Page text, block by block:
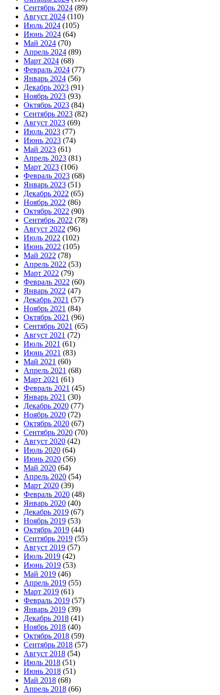
Сентябрь 2024 (89)
Август 2024 (110)
Июль 2024 (105)
Июнь 2024 (64)
Май 2024 (70)
Апрель 2024 (89)
Март 2024 (68)
Февраль 2024 (77)
Январь 2024 (56)
Декабрь 2023 (91)
Ноябрь 2023 (93)
Октябрь 2023 (84)
Сентябрь 2023 (82)
Август 2023 (69)
Июль 2023 (77)
Июнь 2023 (74)
Май 2023 (61)
Апрель 2023 (81)
Март 2023 (106)
Февраль 2023 (68)
Январь 2023 (51)
Декабрь 2022 (65)
Ноябрь 2022 (86)
Октябрь 2022 (90)
Сентябрь 2022 (78)
Август 2022 (96)
Июль 2022 (102)
Июнь 2022 (105)
Май 2022 (78)
Апрель 2022 (53)
Март 2022 (79)
Февраль 2022 (60)
Январь 2022 (47)
Декабрь 2021 (57)
Ноябрь 2021 (84)
Октябрь 2021 (96)
Сентябрь 2021 (65)
Август 2021 (72)
Июль 2021 (61)
Июнь 2021 (83)
Май 2021 (60)
Апрель 2021 (68)
Март 2021 (61)
Февраль 2021 (45)
Январь 2021 (30)
Декабрь 2020 (77)
Ноябрь 2020 (72)
Октябрь 2020 (67)
Сентябрь 2020 (70)
Август 2020 (42)
Июль 2020 (64)
Июнь 2020 (56)
Май 2020 (64)
Апрель 2020 (54)
Март 2020 (39)
Февраль 2020 (48)
Январь 2020 (40)
Декабрь 2019 (67)
Ноябрь 2019 (53)
Октябрь 2019 (44)
Сентябрь 2019 (55)
Август 2019 (57)
Июль 2019 (42)
Июнь 2019 (53)
Май 2019 (46)
Апрель 2019 (55)
Март 2019 (61)
Февраль 2019 (57)
Январь 2019 (39)
Декабрь 2018 (41)
Ноябрь 2018 (40)
Октябрь 2018 (59)
Сентябрь 2018 (57)
Август 2018 (54)
Июль 2018 (51)
Июнь 2018 (51)
Май 2018 (68)
Апрель 2018 (66)